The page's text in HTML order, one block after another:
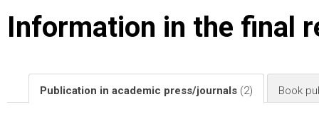
Information in the final
Publication in academic press/journals (2) Book